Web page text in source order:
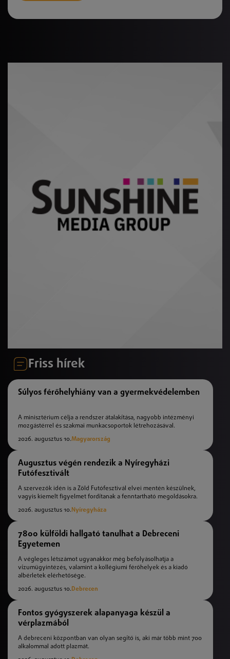
Friss hírek
Súlyos férőhelyhiány van a gyermekvédelemben
A minisztérium célja a rendszer átalakítása, nagyobb intézményi
mozgástérrel és szakmai munkacsoportok létrehozásával.
2026. augusztus 10.Magyarország
Augusztus végén rendezik a Nyíregyházi
Futófesztivált
A szervezők idén is a Zöld Futófesztivál elvei mentén készülnek,
vagyis kiemelt figyelmet fordítanak a fenntartható megoldásokra.
2026. augusztus 10. Nyíregyháza
7800 külföldi hallgató tanulhat a Debreceni
Egyetemen
A végleges létszámot ugyanakkor még befolyásolhatja a
vízumügyintézés, valamint a kollégiumi férőhelyek és a kiadó
albérletek elérhetősége.
2026. augusztus 10.Debrecen
Fontos gyógyszerek alapanyaga készül a
vérplazmából
A debreceni központban van olyan segítő is, aki már több mint 700
alkalommal adott plazmát.